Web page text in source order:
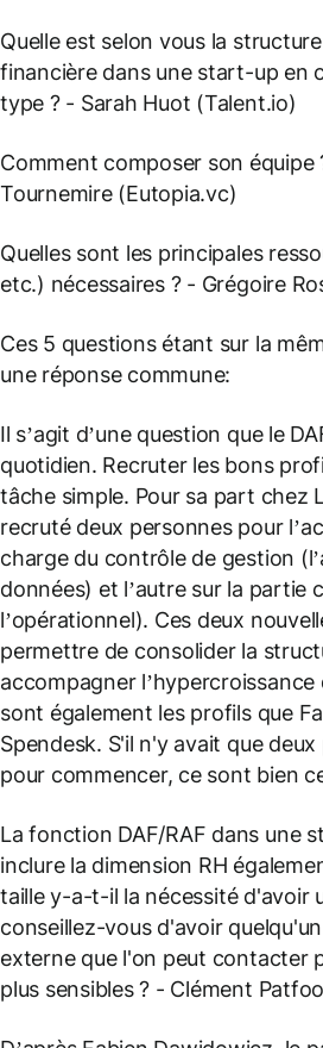
Quelle est selon vous la
financière dans une start-up en
type ?- Sarah Huot (Talent.io)
Comment composer son équipe
Tournemire (Eutopia.vc)
Quelles sont les principales
etc.) nécessaires ?- Grégoire
Ces 5 questions étant sur la
une réponse commune:
Il s’agit d’une question que le
quotidien. Recruter les bons
tâche simple. Pour sa part chez
recruté deux personnes pour
charge du contrôle de gestion
données) et l’autre sur la partie
l’opérationnel). Ces deux
permettre de consolider la
accompagner l’hypercroissance
sont également les profils que
Spendesk. S'il n'y avait que
pour commencer, ce sont bien
La fonction DAF/RAF dans une
inclure la dimension RH
taille y-a-t-il la nécessité d'avoir
conseillez-vous d'avoir
externe que l'on peut contacter
plus sensibles ? - Clément